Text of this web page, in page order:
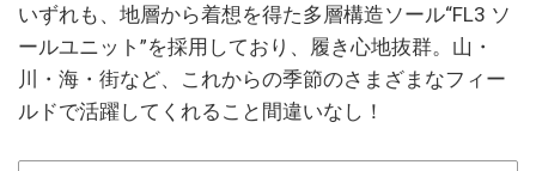
いずれも、地層から着想を得た多層構造ソール“FL3 ソ
ールユニット”を採用しており、履き心地抜群。山・
川・海・街など、これからの季節のさまざまなフィー
ルドで活躍してくれること間違いなし！